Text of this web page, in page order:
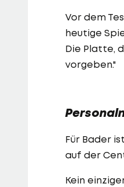
Vor dem
heutige
Die Platte,
vorgeben."
Für Bader
auf der
Kein